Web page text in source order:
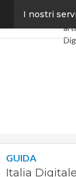
I nostri
di volta
GUIDA
Italia